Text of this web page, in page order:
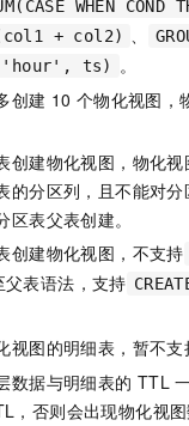
WHEN COND
+ col2) 、
ts)
。
创建 10 个物化视图，
创建物化视图，物化视
的分区列，且不能对
区表父表创建。
创建物化视图，不支持
父表语法，支持
视图的明细表，暂不支
数据与明细表的 TTL
，否则会出现物化视